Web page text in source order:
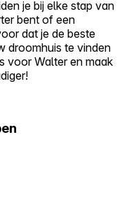
je bij elke stap van
bent of een
dat je de beste
droomhuis te vinden
voor Walter en maak